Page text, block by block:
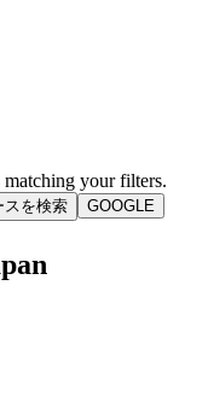
your filters.
スを検索 GOOGLE